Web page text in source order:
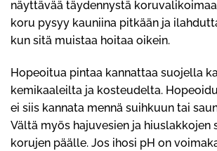
näyttävää täydennystä
koru pysyy kauniina pitkään ja
kun sitä muistaa hoitaa oikein.
Hopeoitua pintaa kannattaa suojella
kemikaaleilta ja kosteudelta.
ei siis kannata mennä suihkuun tai
Vältä myös hajuvesien ja hiuslakkojen
korujen päälle. Jos ihosi pH on